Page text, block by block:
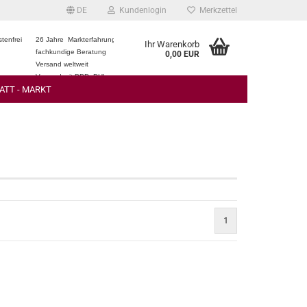
DE Kundenlogin Merkzettel
26 Jahre Markterfahrung
fachkundige Beratung
Versand weltweit
Versand mit DPD, DHL
Ihr Warenkorb
0,00 EUR
- MARKT
1